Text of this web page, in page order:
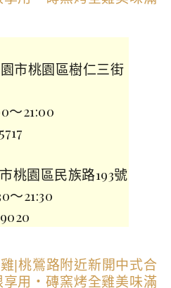
市桃園區樹仁三街
～21:00
桃園區民族路193號
～21:30